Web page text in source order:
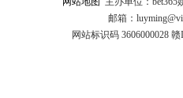
邮箱：
网站标识码 3606000028